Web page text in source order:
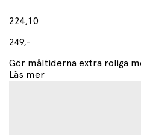
224,10
249,-
Gör måltiderna extra roliga
Läs mer